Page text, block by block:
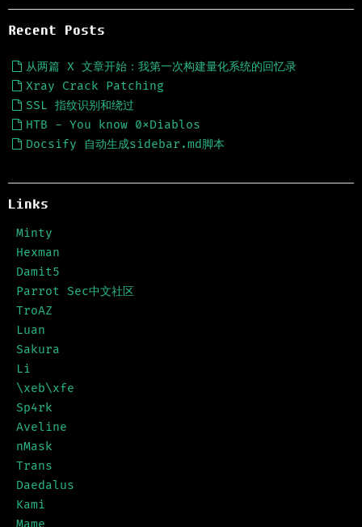
Recent Posts
从两篇 X 文章开始：我第一次构建量化系统的回忆录
Xray Crack Patching
SSL 指纹识别和绕过
HTB - You know 0xDiablos
Docsify 自动生成sidebar.md脚本
Links
Minty
Hexman
Damit5
Parrot Sec中文社区
TroAZ
Luan
Sakura
Li
\xeb\xfe
Sp4rk
Aveline
nMask
Trans
Daedalus
Kami
Mame